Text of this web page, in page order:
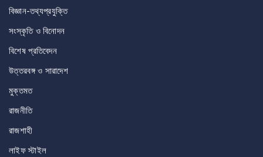
বিজ্ঞান-তথ্যপ্রযুক্তি
সংস্কৃতি ও বিনোদন
বিশেষ প্রতিবেদন
উত্তরবঙ্গ ও সারাদেশ
মুক্তমত
রাজনীতি
রাজশাহী
লাইফ স্টাইল